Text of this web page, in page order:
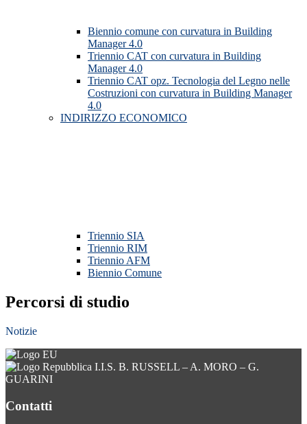
Biennio comune con curvatura in Building
Manager 4.0
Triennio CAT con curvatura in Building
Manager 4.0
Triennio CAT opz. Tecnologia del Legno nelle
Costruzioni con curvatura in Building Manager
4.0
INDIRIZZO ECONOMICO
Triennio SIA
Triennio RIM
Triennio AFM
Biennio Comune
Percorsi di studio
Notizie
I.I.S. B. RUSSELL – A. MORO – G.
GUARINI
Contatti